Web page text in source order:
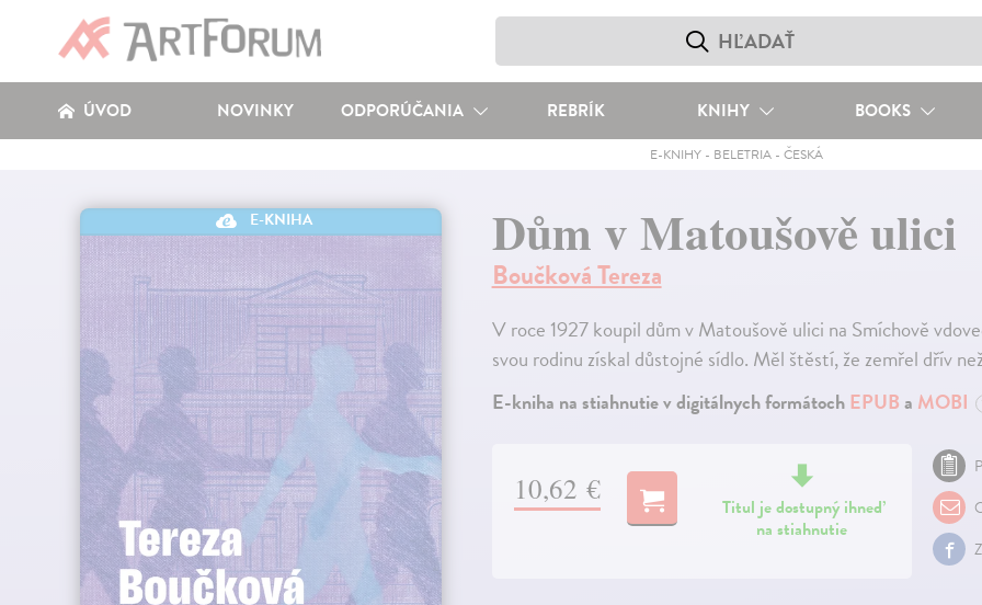
ÚVOD NOVINKY ODPORÚČANIA REBRÍK KNIHY BOOKS
E-KNIHY- BELETRIA- ČESKÁ
E-KNIHA Dům v Matoušově ulici
Boučková Tereza
V roce 1927 koupil dům v Matoušově ulici na Smíchově
svou rodinu získal důstojné sídlo. Měl štěstí, že zemřel dřív
E-kniha na stiahnutie v digitálnych formátochEPUBa MOBI
10,62 €
Titul je dostupný ihneď
na stiahnutie